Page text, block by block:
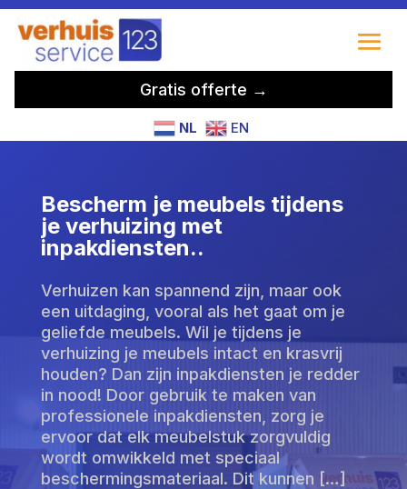
Gratis offerte →
NL EN
Bescherm je meubels tijdens
je verhuizing met
inpakdiensten.​.
Verhuizen kan spannend zijn, maar ook
een uitdaging, vooral als het gaat om je
geliefde meubels. Wil je tijdens je
verhuizing je meubels intact en krasvrij
houden? Dan zijn inpakdiensten je redder
in nood! Door gebruik te maken van
professionele inpakdiensten, zorg je
ervoor dat elk meubelstuk zorgvuldig
wordt omwikkeld met speciaal
beschermingsmateriaal. Dit kunnen […]